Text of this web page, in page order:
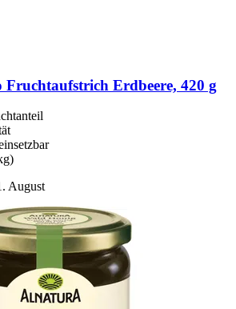
Fruchtaufstrich Erdbeere, 420 g
August